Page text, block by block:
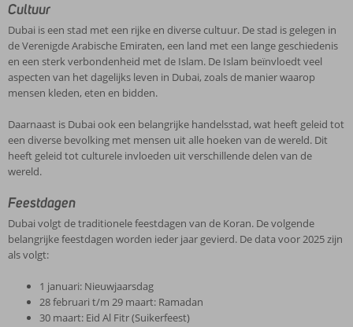
Cultuur
Dubai is een stad met een rijke en diverse cultuur. De stad is gelegen in
de Verenigde Arabische Emiraten, een land met een lange geschiedenis
en een sterk verbondenheid met de Islam. De Islam beïnvloedt veel
aspecten van het dagelijks leven in Dubai, zoals de manier waarop
mensen kleden, eten en bidden.
Daarnaast is Dubai ook een belangrijke handelsstad, wat heeft geleid tot
een diverse bevolking met mensen uit alle hoeken van de wereld. Dit
heeft geleid tot culturele invloeden uit verschillende delen van de
wereld.
Feestdagen
Dubai volgt de traditionele feestdagen van de Koran. De volgende
belangrijke feestdagen worden ieder jaar gevierd. De data voor 2025 zijn
als volgt:
1 januari: Nieuwjaarsdag
28 februari t/m 29 maart: Ramadan
30 maart: Eid Al Fitr (Suikerfeest)